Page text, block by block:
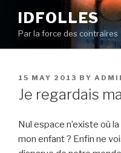
content
IDFOLLES
Par la force des contraires
POSTED
ON
15 MAY 2013 BY
Je regardais
Nul espace n’existe où
mon enfant ? Enfin ne